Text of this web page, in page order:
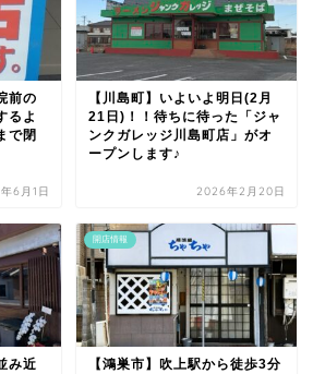
前の
るよ
で閉
6月1日
【川島町】いよいよ明日(2月
21日)！！待ちに待った「ジャ
ンクガレッジ川島町店」がオ
ープンします♪
2026年2月20日
み近
開店情報
【鴻巣市】吹上駅から徒歩3分